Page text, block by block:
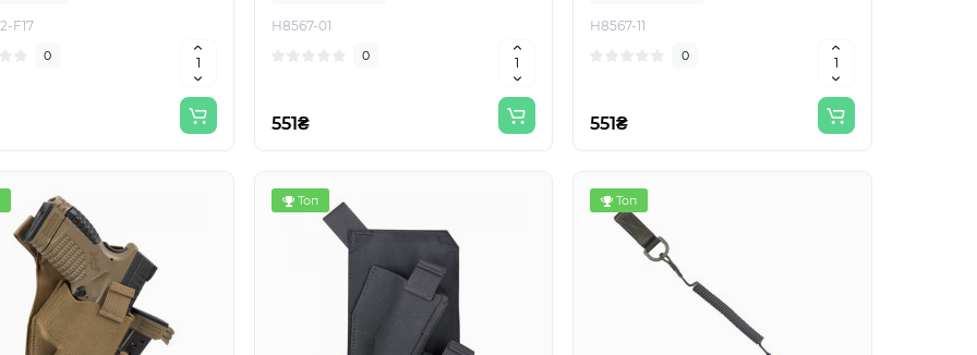
F17
0
H8567-01
0
551₴
H8567-11
0
551₴
Топ Топ